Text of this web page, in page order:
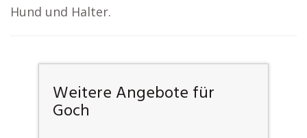
Hund und Halter.
Weitere Angebote für
Goch